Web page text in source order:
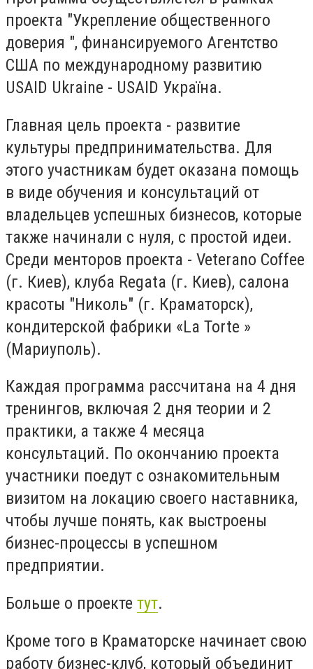
проекта "Укрепление общественного
доверия ", финансируемого Агентство
США по международному развитию
USAID Ukraine - USAID Україна.
Главная цель проекта - развитие
культуры предпринимательства. Для
этого участникам будет оказана помощь
в виде обучения и консультаций от
владельцев успешных бизнесов, которые
также начинали с нуля, с простой идеи.
Среди менторов проекта - Veterano Coffee
(г. Киев), клуба Regata (г. Киев), салона
красоты "Николь" (г. Краматорск),
кондитерской фабрики «La Torte »
(Мариуполь).
Каждая программа рассчитана на 4 дня
тренингов, включая 2 дня теории и 2
практики, а также 4 месяца
консультаций. По окончанию проекта
участники поедут с ознакомительным
визитом на локацию своего наставника,
чтобы лучше понять, как выстроены
бизнес-процессы в успешном
предприятии.
Больше о проекте тут.
Кроме того в Краматорске начинает свою
работу бизнес-клуб, который объединит